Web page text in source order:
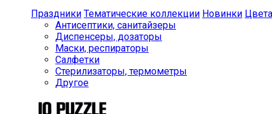
Праздники Тематические коллекции Новинки Цвета
Антисептики, санитайзеры
Диспенсеры, дозаторы
Маски, респираторы
Салфетки
Стерилизаторы, термометры
Другое